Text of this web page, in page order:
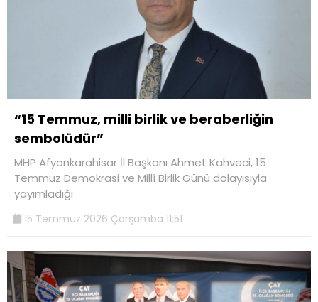
“15 Temmuz, milli birlik ve beraberliğin
sembolüdür”
MHP Afyonkarahisar İl Başkanı Ahmet Kahveci, 15
Temmuz Demokrasi ve Millî Birlik Günü dolayısıyla
yayımladığı
15 Temmuz 2026 Çarşamba 11:51